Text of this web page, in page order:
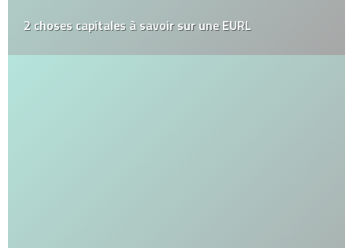
2 choses capitales à savoir sur une EURL